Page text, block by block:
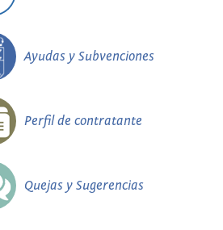
Ayudas y Subvenciones
Perfil de contratante
Quejas y Sugerencias